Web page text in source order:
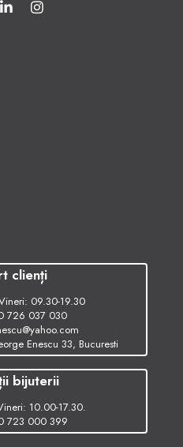
clienți
09.30-19.30
726 037 030
Enescu 33, Bucuresti
bijuterii
10.00-17.30.
723 000 399